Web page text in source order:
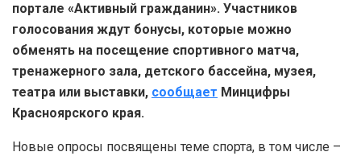
портале «Активный гражданин». Участников
голосования ждут бонусы, которые можно
обменять на посещение спортивного матча,
тренажерного зала, детского бассейна, музея,
театра или выставки, сообщает Минцифры
Красноярского края.
Новые опросы посвящены теме спорта, в том числе –